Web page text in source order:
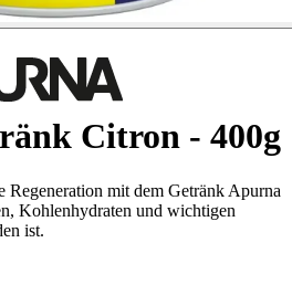
Citron - 400g
Regeneration mit dem Getränk Apurna
Kohlenhydraten und wichtigen
ist.